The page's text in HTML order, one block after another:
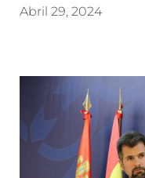
Abril 29, 2024